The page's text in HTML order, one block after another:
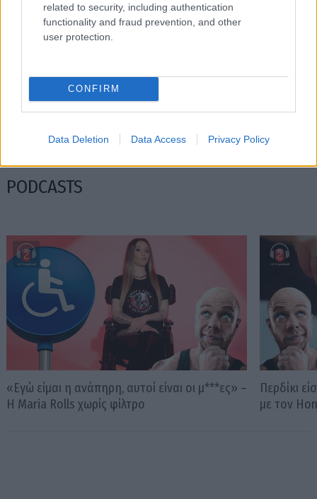
related to security, including authentication
functionality and fraud prevention, and other
user protection.
CONFIRM
Data Deletion Data Access Privacy Policy
Η Ισπανία ενώ αγωνίζεται να προσελκύσει
κινεζικές αυτοκινητοβιομηχανίες, πιέζει για
νέους κανόνες από την ΕΕ
Πώς
ανάγκες
PODCASTS
«Εγώ είμαι η ανάπηρη, αυτοί είναι οι μ***ες» –
Η Maria Rolls χωρίς φίλτρο
Περδίκι
με τον